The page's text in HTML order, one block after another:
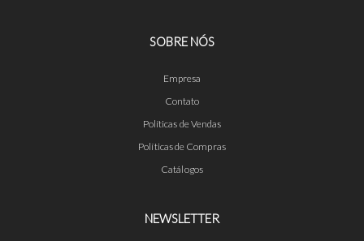
SOBRE NÓS
Empresa
Contato
Políticas de Vendas
Políticas de Compras
Catálogos
NEWSLETTER